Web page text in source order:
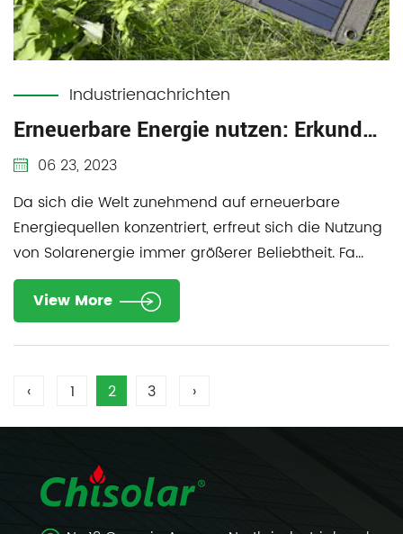
Industrienachrichten
Erneuerbare Energie nutzen: Erkundung der Vielseitigkeit faltbarer Solarmodule
06 23, 2023
Da sich die Welt zunehmend auf erneuerbare
Energiequellen konzentriert, erfreut sich die Nutzung
von Solarenergie immer größerer Beliebtheit. Fa...
View More
‹ 1 2 3 ›